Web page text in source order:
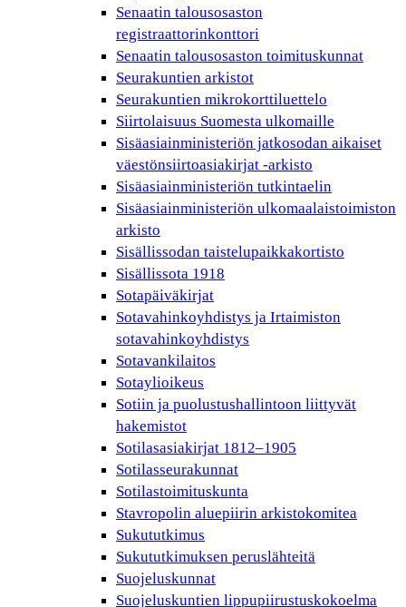
Senaatin talousosaston
registraattorinkonttori
Senaatin talousosaston toimituskunnat
Seurakuntien arkistot
Seurakuntien mikrokorttiluettelo
Siirtolaisuus Suomesta ulkomaille
Sisäasiainministeriön jatkosodan aikaiset
väestönsiirtoasiakirjat -arkisto
Sisäasiainministeriön tutkintaelin
Sisäasiainministeriön ulkomaalaistoimiston
arkisto
Sisällissodan taistelupaikkakortisto
Sisällissota 1918
Sotapäiväkirjat
Sotavahinkoyhdistys ja Irtaimiston
sotavahinkoyhdistys
Sotavankilaitos
Sotaylioikeus
Sotiin ja puolustushallintoon liittyvät
hakemistot
Sotilasasiakirjat 1812–1905
Sotilasseurakunnat
Sotilastoimituskunta
Stavropolin aluepiirin arkistokomitea
Sukututkimus
Sukututkimuksen peruslähteitä
Suojeluskunnat
Suojeluskuntien lippupiirustuskokoelma